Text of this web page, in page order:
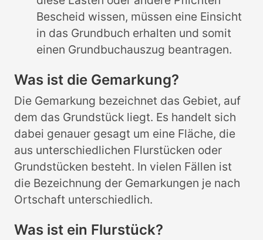
Bescheid wissen, müssen eine Einsicht
in das Grundbuch erhalten und somit
einen Grundbuchauszug beantragen.
Was ist die Gemarkung?
Die Gemarkung bezeichnet das Gebiet, auf
dem das Grundstück liegt. Es handelt sich
dabei genauer gesagt um eine Fläche, die
aus unterschiedlichen Flurstücken oder
Grundstücken besteht. In vielen Fällen ist
die Bezeichnung der Gemarkungen je nach
Ortschaft unterschiedlich.
Was ist ein Flurstück?